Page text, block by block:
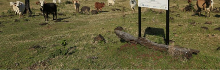
“Dialogamos sobre los altos riesgos para la salud y la
naturaleza.Se verían afectados sitios turísticos
emblemáticos como los Saltos del Tabay, Gruta
India, la Isla Caraguatay,la costanera de Puerto
Rico, el puerto de Eldorado y las Cataratas del
Iguazú, que perderían el 10% de su altura“.